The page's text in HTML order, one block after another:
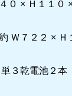
０ × Ｈ１１
Ｗ７２２ × Ｈ
３乾電池２本